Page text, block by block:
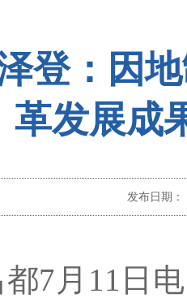
登：因
革发展成
发布日期：
7月11日